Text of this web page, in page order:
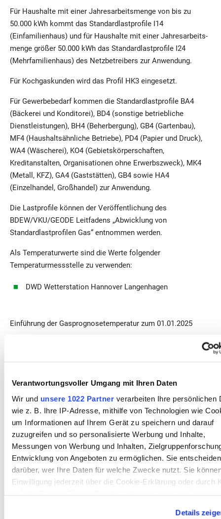
Verantwortungsvoller Umgang mit Ihren Daten
Wir und unsere 1022 Partnerverarbeiten Ihre persönlichen
wie z. B. Ihre IP-Adresse, mithilfe von Technologien wie
um Informationen auf Ihrem Gerät zu speichern und darauf
zuzugreifen und so personalisierte Werbung und Inhalte,
Messungen von Werbung und Inhalten,
Entwicklung von Angeboten zu ermöglichen. Sie entscheiden
darüber, wer Ihre Daten für welche Zwecke nutzt. Sie
Einwilligung jederzeit über die Cookie-Erklärung oder durch
Details
Für Haushalte mit einer Jahresarbeitsmenge von bis zu
50.000 kWh kommt das Stan­dardlastprofile I14
(Einfamilienhaus) und für Haushalte mit einer Jahres­ar­beits­
menge größer 50.000 kWh das Standardlastprofile I24
(Mehrfamilienhaus) des Netzbetreibers zur Anwendung.
Für Kochgaskunden wird das Profil HK3 eingesetzt.
Für Gewerbebedarf kommen die Standardlastprofile BA4
(Bäckerei und Konditorei), BD4 (sonstige betriebliche
Dienstleistungen), BH4 (Beherbergung), GB4 (Gartenbau),
MF4 (Haushaltsähnliche Betriebe), PD4 (Papier und Druck),
WA4 (Wäscherei), KO4 (Gebietskörperschaften,
Kreditanstalten, Organisationen ohne Erwerbszweck), MK4
(Metall, KFZ), GA4 (Gaststätten), GB4 sowie HA4
(Einzelhandel, Großhandel) zur Anwendung.
Die Lastprofile können der Veröffentlichung des
BDEW/VKU/GEODE Leitfadens „Abwicklung von
Standardlastprofilen Gas“ entnommen werden.
Als Temperaturwerte sind die Werte folgender
Temperaturmessstelle zu ver­wen­den:
DWD Wetterstation Hannover Langenhagen
Einführung der Gasprognosetemperatur zum 01.01.2025
im BDEW-Leitfaden „Abwicklung von Standardlastprofilen
Die Gasprognosetemperatur berücksichtigt die in einem
Netzgebiet relevanten meteorologischen Einflussgrößen auf
das Verbrauchsverhalten der SLP-Gaskunden. Die
Gasprognosetemperatur wird vom Deutschen Wetterdienst
netzbetreiberindividuell berechnet und den Netzbetreibern für
deren SLP Allokationen zur Verfügung gestellt.
SLP_Gas_Verfahrensspezifische_Parameter_SWB